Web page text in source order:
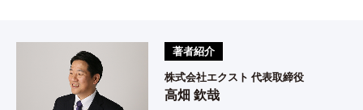
著者紹介
株式会社エクスト 代表取締役
高畑 欽哉